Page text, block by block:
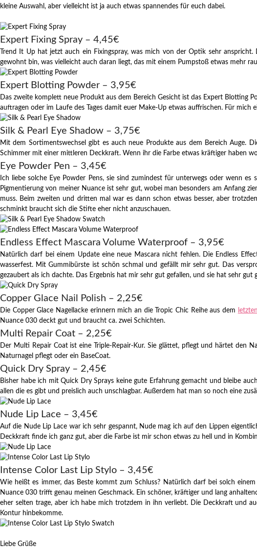
kleine Auswahl, aber vielleicht ist ja auch etwas spannendes für euch dabei.
Expert Fixing Spray – 4,45€
Trend It Up hat jetzt auch ein Fixingspray, was mich von der Optik sehr
gewohnt bin, was vielleicht auch daran liegt, das mit einem Pumpstoß etwas mehr
Expert Blotting Powder – 3,95€
Das zweite komplett neue Produkt aus dem Bereich Gesicht ist das Expert Blotting
auftragen oder im Laufe des Tages damit euer Make-Up etwas auffrischen. Für mich
Silk & Pearl Eye Shadow – 3,75€
Mit dem Sortimentswechsel gibt es auch neue Produkte aus dem Bereich Auge.
Schimmer mit einer mittleren Deckkraft. Wenn ihr die Farbe etwas kräftiger haben
Eye Powder Pen – 3,45€
Ich liebe solche Eye Powder Pens, sie sind zumindest für unterwegs oder wenn
Pigmentierung von meiner Nuance ist sehr gut, wobei man besonders am Anfang
muss. Beim zweiten und dritten mal war es dann schon etwas besser, aber
schminkt braucht sich die Stifte eher nicht anzuschauen.
Endless Effect Mascara Volume Waterproof – 3,95€
Natürlich darf bei einem Update eine neue Mascara nicht fehlen. Die Endless
wasserfest. Mit Gummibürste ist schön schmal und gefällt mir sehr gut. Das
gezaubert als ich dachte. Das Ergebnis hat mir sehr gut gefallen, und sie hat sehr gut
Copper Glace Nail Polish – 2,25€
Die Copper Glace Nagellacke erinnern mich an die Tropic Chic Reihe aus dem
Nuance 030 deckt gut und braucht ca. zwei Schichten.
Multi Repair Coat – 2,25€
Der Multi Repair Coat ist eine Triple-Repair-Kur. Sie glättet, pflegt und härtet den
Naturnagel pflegt oder ein BaseCoat.
Quick Dry Spray – 2,45€
Bisher habe ich mit Quick Dry Sprays keine gute Erfahrung gemacht und bleibe
allen die es gibt und preislich auch unschlagbar. Außerdem hat man so noch eine
Nude Lip Lace – 3,45€
Auf die Nude Lip Lace war ich sehr gespannt, Nude mag ich auf den Lippen
Deckkraft finde ich ganz gut, aber die Farbe ist mir schon etwas zu hell und in
Intense Color Last Lip Stylo – 3,45€
Wie heißt es immer, das Beste kommt zum Schluss? Natürlich darf bei solch
Nuance 030 trifft genau meinen Geschmack. Ein schöner, kräftiger und lang
eher selten trage, aber ich habe mich trotzdem in ihn verliebt. Die Deckkraft und
Kontur hinbekomme.
Liebe Grüße